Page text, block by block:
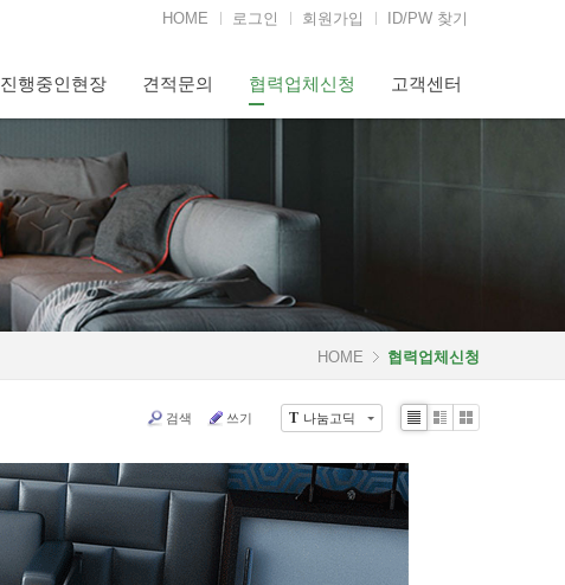
HOME
로그인 회원가입 ID/PW 찾기
진행중인현장 견적문의 협력업체신청 고객센터
HOME 협력업체신청
T 나눔고딕
검색 쓰기
Li
Zi
G